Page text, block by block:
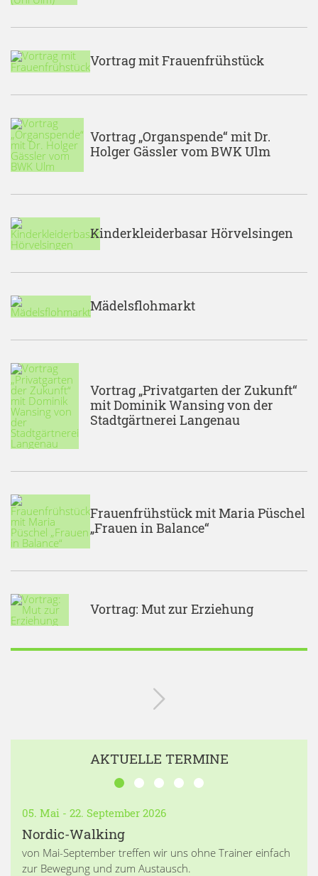
Vortrag mit Frauenfrühstück
Vortrag „Organspende“ mit Dr.
Holger Gässler vom BWK Ulm
Kinderkleiderbasar Hörvelsingen
Mädelsflohmarkt
Vortrag „Privatgarten der Zukunft“
mit Dominik Wansing von der
Stadtgärtnerei Langenau
Frauenfrühstück mit Maria Püschel
„Frauen in Balance“
Vortrag: Mut zur Erziehung
AKTUELLE TERMINE
05. Mai - 22. September 2026
Nordic-Walking
von Mai-September treffen wir uns ohne Trainer einfach
zur Bewegung und zum Austausch.